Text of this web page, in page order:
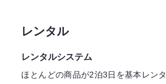
レンタル
レンタルシステム
ほとんどの商品が2泊3日を基本レン